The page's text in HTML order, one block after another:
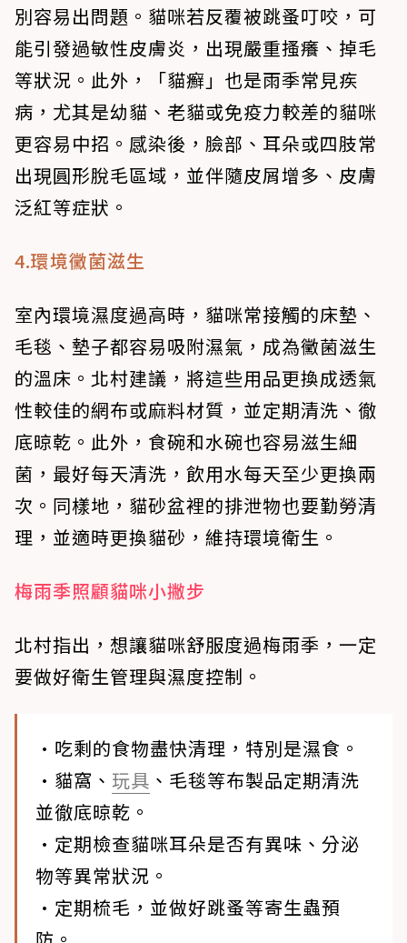
別容易出問題。貓咪若反覆被跳蚤叮咬，可
能引發過敏性皮膚炎，出現嚴重搔癢、掉毛
等狀況。此外，「貓癬」也是雨季常見疾
病，尤其是幼貓、老貓或免疫力較差的貓咪
更容易中招。感染後，臉部、耳朵或四肢常
出現圓形脫毛區域，並伴隨皮屑增多、皮膚
泛紅等症狀。
4.環境黴菌滋生
室內環境濕度過高時，貓咪常接觸的床墊、
毛毯、墊子都容易吸附濕氣，成為黴菌滋生
的溫床。北村建議，將這些用品更換成透氣
性較佳的網布或麻料材質，並定期清洗、徹
底晾乾。此外，食碗和水碗也容易滋生細
菌，最好每天清洗，飲用水每天至少更換兩
次。同樣地，貓砂盆裡的排泄物也要勤勞清
理，並適時更換貓砂，維持環境衛生。
梅雨季照顧貓咪小撇步
北村指出，想讓貓咪舒服度過梅雨季，一定
要做好衛生管理與濕度控制。
•吃剩的食物盡快清理，特別是濕食。
•貓窩、 玩具 、毛毯等布製品定期清洗
並徹底晾乾。
•定期檢查貓咪耳朵是否有異味、分泌
物等異常狀況。
•定期梳毛，並做好跳蚤等寄生蟲預